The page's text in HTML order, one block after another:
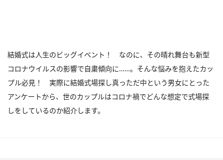
結婚式は人生のビッグイベント！ なのに、その晴れ舞台も新型
コロナウイルスの影響で自粛傾向に……。そんな悩みを抱えたカッ
プル必見！ 実際に結婚式場探し真っただ中という男女にとった
アンケートから、世のカップルはコロナ禍でどんな想定で式場探
しをしているのか紹介します。